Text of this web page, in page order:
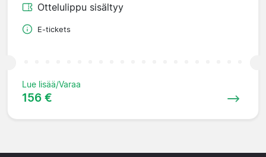
Ottelulippu sisältyy
E-tickets
Lue lisää/Varaa
156 €